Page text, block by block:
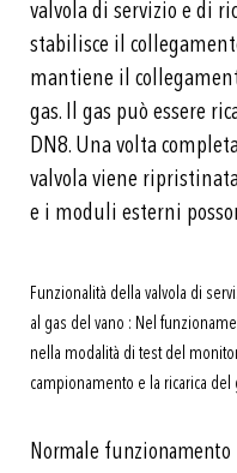
valvola di servizio e di
stabilisce il
mantiene il
gas. Il gas può essere
DN8. Una volta
valvola viene
e i moduli esterni
Funzionalità della valvola di
al gas del vano : Nel
nella modalità di test del
campionamento e la ricarica del
Normale funzionamento